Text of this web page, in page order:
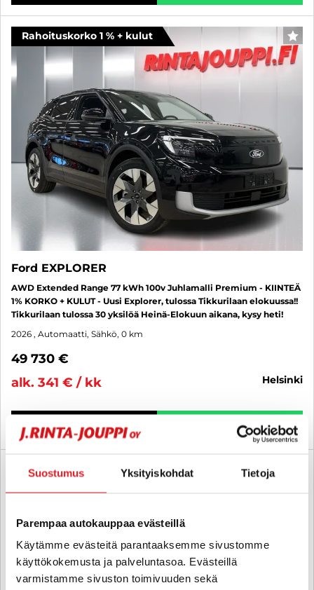
Suostumus Yksityiskohdat Tietoja
Parempaa autokauppaa evästeillä
Käytämme evästeitä parantaaksemme sivustomme
käyttökokemusta ja palveluntasoa. Evästeillä
varmistamme sivuston toimivuuden sekä
Rahoituskorko 1 % + kulut
Ford EXPLORER
AWD Extended Range 77 kWh 100v Juhlamalli Premium - KIINTEÄ
1% KORKO + KULUT - Uusi Explorer, tulossa Tikkurilaan elokuussa!!
Tikkurilaan tulossa 30 yksilöä Heinä-Elokuun aikana, kysy heti!
2026 , Automaatti, Sähkö, 0 km
49 730 €
alk. 341 € / kk
helsinki
KATSO TIEDOT WHATSAPP
6 kk korotonta ja kulutonta